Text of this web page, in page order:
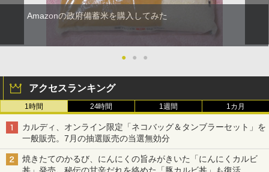
Amazonの政府備蓄米を購入してみた
● ● ●
アクセスランキング
1時間 24時間 1週間 1カ月
カルディ、オンライン限定「ネコバッグ＆タンブラーセット」を
一般販売。7月の抽選販売の当選無効分
焼きたてのかるび、にんにくの旨みがきいた「にんにくカルビ